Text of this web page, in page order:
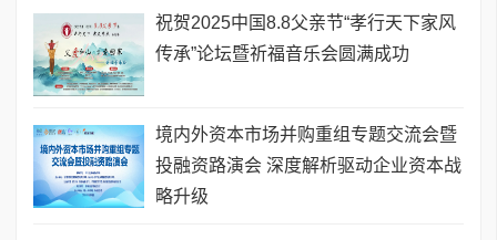
祝贺2025中国8.8父亲节“孝行天下家风
传承”论坛暨祈福音乐会圆满成功
境内外资本市场并购重组专题交流会暨
投融资路演会 深度解析驱动企业资本战
略升级